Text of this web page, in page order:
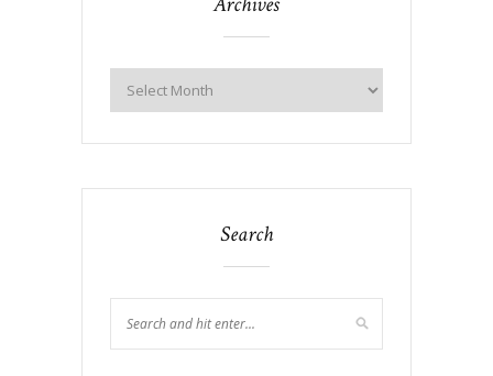
Search